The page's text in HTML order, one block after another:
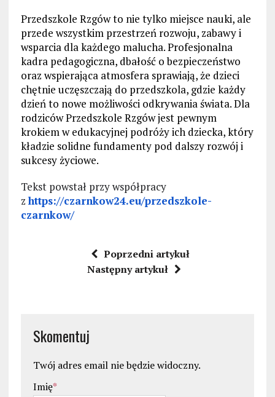
Przedszkole Rzgów to nie tylko miejsce nauki, ale
przede wszystkim przestrzeń rozwoju, zabawy i
wsparcia dla każdego malucha. Profesjonalna
kadra pedagogiczna, dbałość o bezpieczeństwo
oraz wspierająca atmosfera sprawiają, że dzieci
chętnie uczęszczają do przedszkola, gdzie każdy
dzień to nowe możliwości odkrywania świata. Dla
rodziców Przedszkole Rzgów jest pewnym
krokiem w edukacyjnej podróży ich dziecka, który
kładzie solidne fundamenty pod dalszy rozwój i
sukcesy życiowe.
Tekst powstał przy współpracy
zhttps://czarnkow24.eu/przedszkole-
czarnkow/
Poprzedni artykuł
Następny artykuł
Skomentuj
Twój adres email nie będzie widoczny.
Imię*